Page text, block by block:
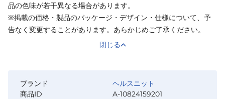
品の色味が若干異なる場合があります。
※掲載の価格・製品のパッケージ・デザイン・仕様について、予
告なく変更することがあります。あらかじめご了承ください。
閉じる
ブランド
ヘルスニット
商品ID
A-10824159201